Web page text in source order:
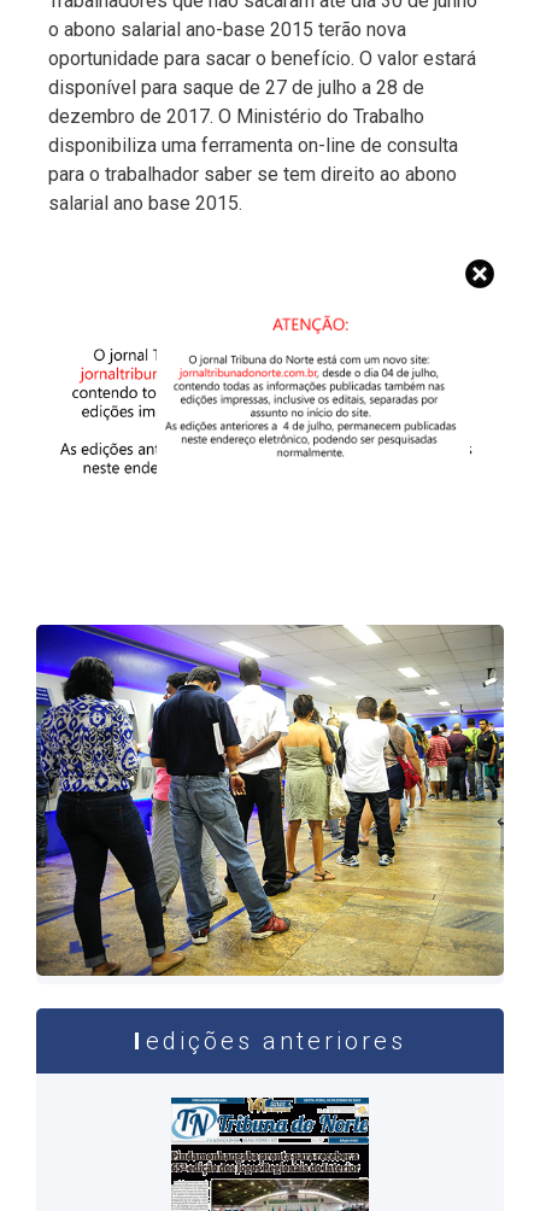
o abono salarial ano-base 2015 terão nova
oportunidade para sacar o benefício. O valor estará
disponível para saque de 27 de julho a 28 de
dezembro de 2017. O Ministério do Trabalho
disponibiliza uma ferramenta on-line de consulta
para o trabalhador saber se tem direito ao abono
salarial ano base 2015.
edições anteriores